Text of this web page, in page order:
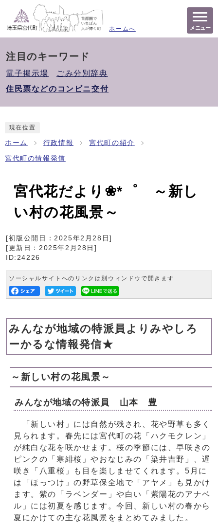
ホームへ メニュー
注目のキーワード
電子掲示場
ごみ分別辞典
住民票などのコンビニ交付
現在位置
ホーム 行政情報 宮代町の紹介
宮代町の情報発信
宮代花だより❀*゜ ～新し
い村の花風景～
[初版公開日：2025年2月28日]
[更新日： 2025年2月28日 ]
ID:24226
ソーシャルサイトへのリンクは別ウィンドウで開きます
みんなが地域の特派員よりみやしろ
ーかるな情報発信★
～新しい村の花風景～
みんなが地域の特派員 山本 豊
「新しい村」には自然が残され、花や野草も多く
見られます。春先には宮代町の花「ハクモクレン」
が純白な花を咲かせます。桜の季節には、早咲きの
ピンクの「寒緋桜」やおなじみの「染井吉野」、遅
咲き「八重桜」も目を楽しませてくれます。5月に
は「ほっつけ」の野草保全地で「アヤメ」も見かけ
ます。紫の「ラベンダー」や白い「紫陽花のアナベ
ル」には初夏を感じます。今回、新しい村の春から
夏にかけての主な花風景をまとめてみました。